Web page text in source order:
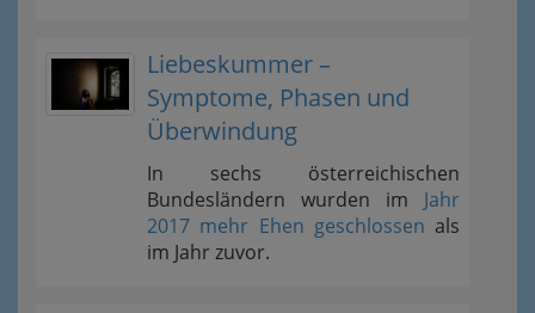
Liebeskummer –
Symptome, Phasen und
Überwindung
In sechs österreichischen
Bundesländern wurden im Jahr
2017 mehr Ehen geschlossen als
im Jahr zuvor.